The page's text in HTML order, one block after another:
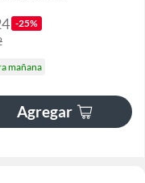
-25%
mañana
Agregar